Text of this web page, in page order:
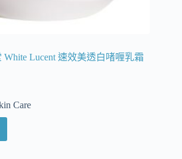
White Lucent 速效美透白啫喱乳霜
Care